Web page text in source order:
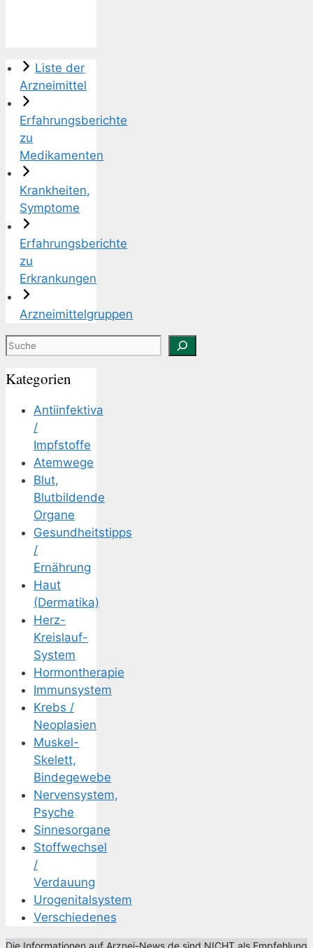
Liste der
Arzneimittel
Erfahrungsberichte
zu
Medikamenten
Krankheiten,
Symptome
Erfahrungsberichte
zu
Erkrankungen
Arzneimittelgruppen
Suchen
Kategorien
Antiinfektiva
/
Impfstoffe
Atemwege
Blut,
Blutbildende
Organe
Gesundheitstipps
/
Ernährung
Haut
(Dermatika)
Herz-
Kreislauf-
System
Hormontherapie
Immunsystem
Krebs /
Neoplasien
Muskel-
Skelett,
Bindegewebe
Nervensystem,
Psyche
Sinnesorgane
Stoffwechsel
/
Verdauung
Urogenitalsystem
Verschiedenes